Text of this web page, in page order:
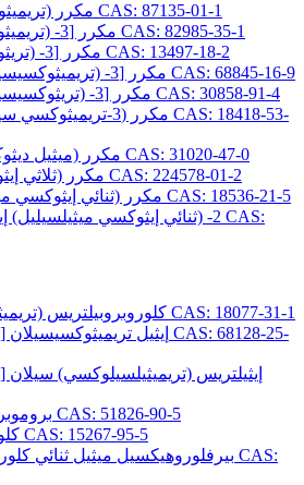
1،6-مكرر (تريميثوكسيسيليل) الهكسان CAS: 87135-01-1
مكرر [3- (تريميثوكسيسيليل) بروبيل] أمين CAS: 82985-35-1
مكرر [3- (تريثوكسيسيليل) بروبيل] أمين CAS: 13497-18-2
مكرر [3- (تريميثوكسيسيليل) بروبيل] إيثيلينديامين CAS: 68845-16-9
مكرر [3- (تريثوكسيسيليل) بروبيل] إيثيلينديامين CAS: 30858-91-4
مكرر (ميثيل ديثوكسي سيليل بروبيل) أمين CAS: 31020-47-0
1،4-مكرر (ثلاثي إيثوكسيسيليثيل) البنزين CAS: 224578-01-2
1،6-مكرر (ثنائي إيثوكسي ميثيل سيليل) الهكسان CAS: 18536-21-5
3-كلوروبروبيلتريس (تريميثيل سيليلوكسي) سيلان CAS: 18077-31-1
3-بروموبروبيل تريميثوكسيسيلان CAS: 51826-90-5
كلورو ميثيل تريثوكسيسيلان CAS: 15267-95-5